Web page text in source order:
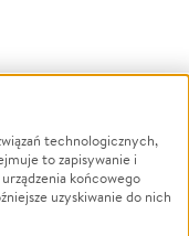
Powódź
Wichura
NGO
technologicznych,
to zapisywanie i
końcowego
uzyskiwanie do nich